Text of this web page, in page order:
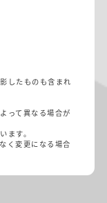
したものも含まれ
って異なる場合が
ます。
く変更になる場合